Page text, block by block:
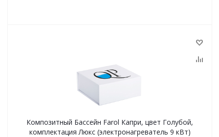
Композитный Бассейн Farol Капри, цвет Голубой,
комплектация Люкс (электронагреватель 9 кВт)